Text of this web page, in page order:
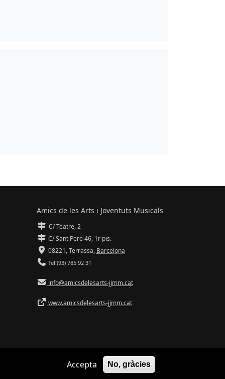
Amics de les Arts i Joventuts Musicals
C/ Teatre, 2
C/ Sant Pere 46, 1r pis.
08221,Terrassa, Barcelona
Tel (93) 785 92 31
info@amicsdelesarts-jjmm.cat
www.amicsdelesarts-jjmm.cat
Drupal perCommunia | Hosting d'
Accepta No, gràcies